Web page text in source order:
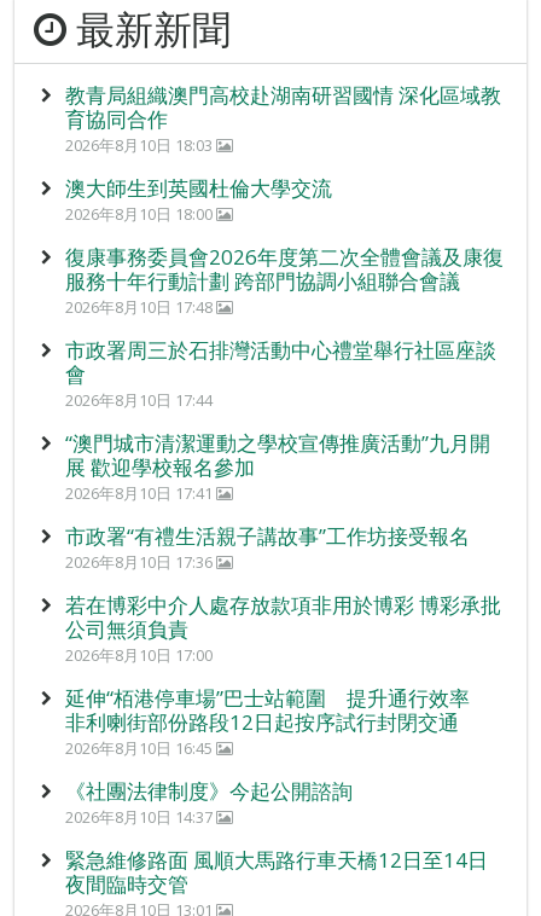
最新新聞
教青局組織澳門高校赴湖南研習國情 深化區域教
育協同合作
2026年8月10日 18:03
澳大師生到英國杜倫大學交流
2026年8月10日 18:00
復康事務委員會2026年度第二次全體會議及康復
服務十年行動計劃 跨部門協調小組聯合會議
2026年8月10日 17:48
市政署周三於石排灣活動中心禮堂舉行社區座談
會
2026年8月10日 17:44
“澳門城市清潔運動之學校宣傳推廣活動”九月開
展 歡迎學校報名參加
2026年8月10日 17:41
市政署“有禮生活親子講故事”工作坊接受報名
2026年8月10日 17:36
若在博彩中介人處存放款項非用於博彩 博彩承批
公司無須負責
2026年8月10日 17:00
延伸“栢港停車場”巴士站範圍 提升通行效率
非利喇街部份路段12日起按序試行封閉交通
2026年8月10日 16:45
《社團法律制度》今起公開諮詢
2026年8月10日 14:37
緊急維修路面 風順大馬路行車天橋12日至14日
夜間臨時交管
2026年8月10日 13:01